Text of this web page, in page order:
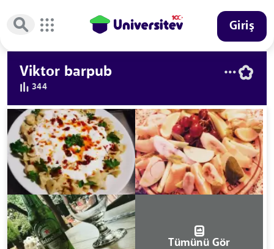
Giriş
Viktor barpub
344
Tümünü Gör